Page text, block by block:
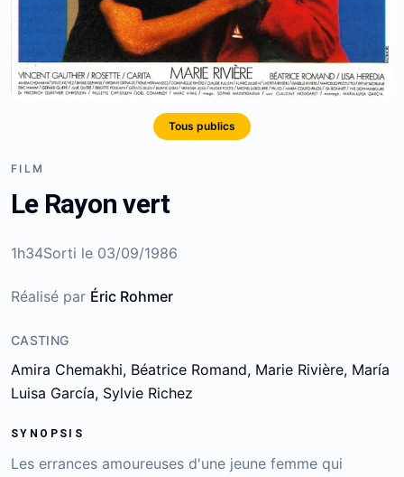
Tous publics
FILM
Le Rayon vert
1h34Sorti le 03/09/1986
Réalisé par Éric Rohmer
CASTING
Amira Chemakhi, Béatrice Romand, Marie Rivière, María
Luisa García, Sylvie Richez
SYNOPSIS
Les errances amoureuses d'une jeune femme qui